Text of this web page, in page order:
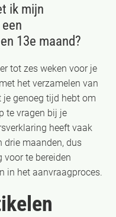
ik mijn
13e maand?
tot zes weken voor je
het verzamelen van
genoeg tijd hebt om
te vragen bij je
heeft vaak
drie maanden, dus
te bereiden
in het aanvraagproces.